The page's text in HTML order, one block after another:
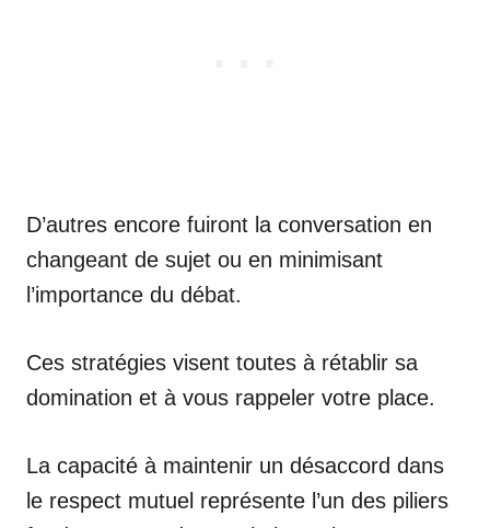
D’autres encore fuiront la conversation en
changeant de sujet ou en minimisant
l’importance du débat.
Ces stratégies visent toutes à rétablir sa
domination et à vous rappeler votre place.
La capacité à maintenir un désaccord dans
le respect mutuel représente l’un des piliers